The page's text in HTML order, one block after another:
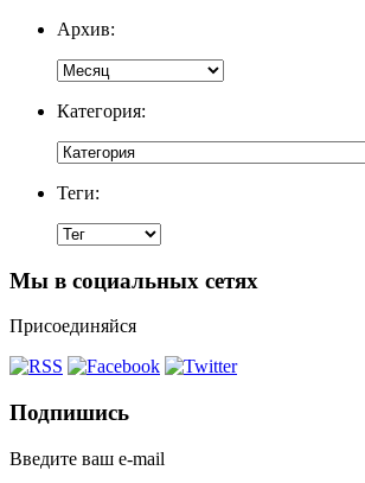
Архив:
Категория:
Теги:
Мы в социальных сетях
Присоединяйся
Подпишись
Введите ваш e-mail